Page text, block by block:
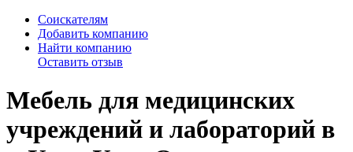
Соискателям
Добавить компанию
Найти компанию
Оставить отзыв
Мебель для медицинских
учреждений и лабораторий в